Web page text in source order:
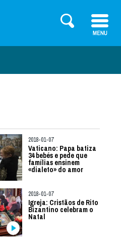
2018-01-07
Vaticano: Papa batiza
34 bebés e pede que
famílias ensinem
«dialeto» do amor
2018-01-07
Igreja: Cristãos de Rito
Bizantino celebram o
Natal